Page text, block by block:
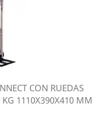
CON RUEDAS
1110X390X410 MM